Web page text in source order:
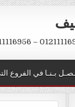
بـنـا في الفروع